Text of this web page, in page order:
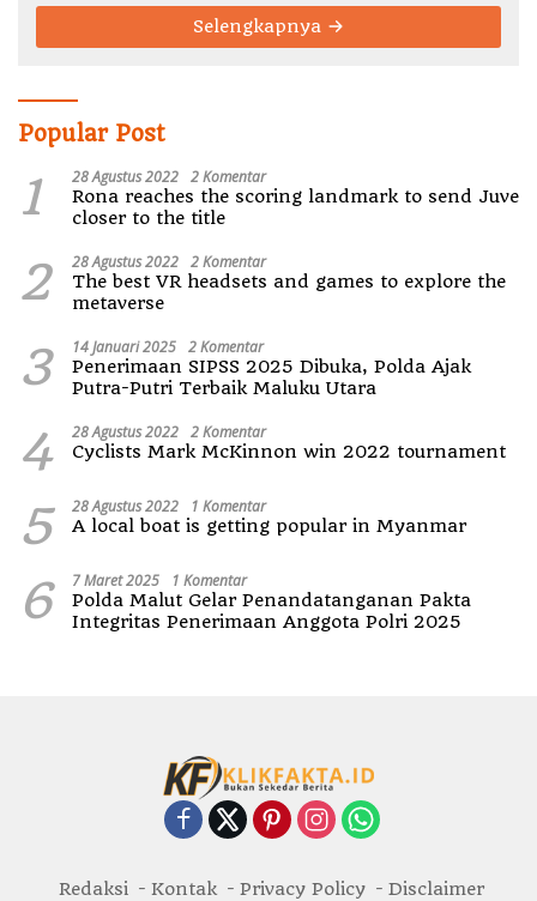
Selengkapnya
Popular Post
1 28 Agustus 2022 2 Komentar
Rona reaches the scoring landmark to send Juve
closer to the title
2 28 Agustus 2022 2 Komentar
The best VR headsets and games to explore the
metaverse
3 14 Januari 2025 2 Komentar
Penerimaan SIPSS 2025 Dibuka, Polda Ajak
Putra-Putri Terbaik Maluku Utara
4 28 Agustus 2022 2 Komentar
Cyclists Mark McKinnon win 2022 tournament
5 28 Agustus 2022 1 Komentar
A local boat is getting popular in Myanmar
6 7 Maret 2025 1 Komentar
Polda Malut Gelar Penandatanganan Pakta
Integritas Penerimaan Anggota Polri 2025
Redaksi Kontak Privacy Policy Disclaimer